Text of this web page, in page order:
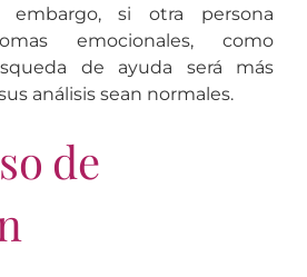
embargo, si otra persona
emocionales, como
de ayuda será más
análisis sean normales.
de